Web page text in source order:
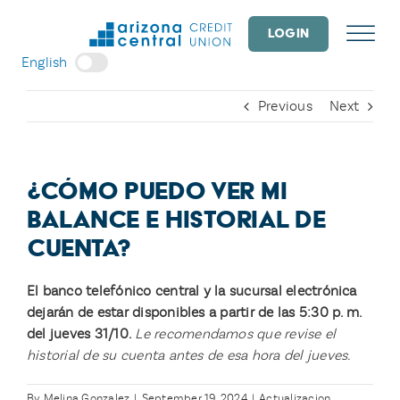
LOGIN
English
Previous Next
¿CÓMO PUEDO VER MI
BALANCE E HISTORIAL DE
CUENTA?
El banco telefónico central y la sucursal electrónica
dejarán de estar disponibles a partir de las 5:30 p. m.
del jueves 31/10. Le recomendamos que revise el
historial de su cuenta antes de esa hora del jueves.